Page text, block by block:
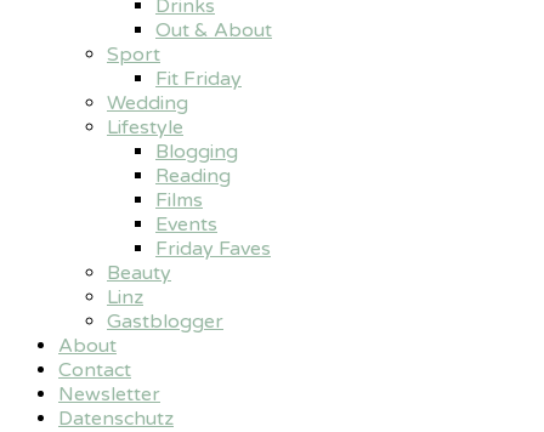
Drinks
Out & About
Sport
Fit Friday
Wedding
Lifestyle
Blogging
Reading
Films
Events
Friday Faves
Beauty
Linz
Gastblogger
About
Contact
Newsletter
Datenschutz